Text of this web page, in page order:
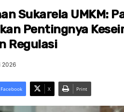
Sukarela UMKM:
Pentingnya
Regulasi
2026
Facebook X Print